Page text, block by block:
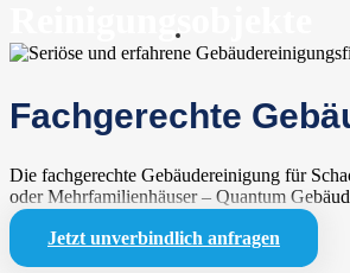
Fachgerechte
Die fachgerechte Gebäudereinigung für
oder Mehrfamilienhäuser – Quantum
Jetzt unverbindlich anfragen